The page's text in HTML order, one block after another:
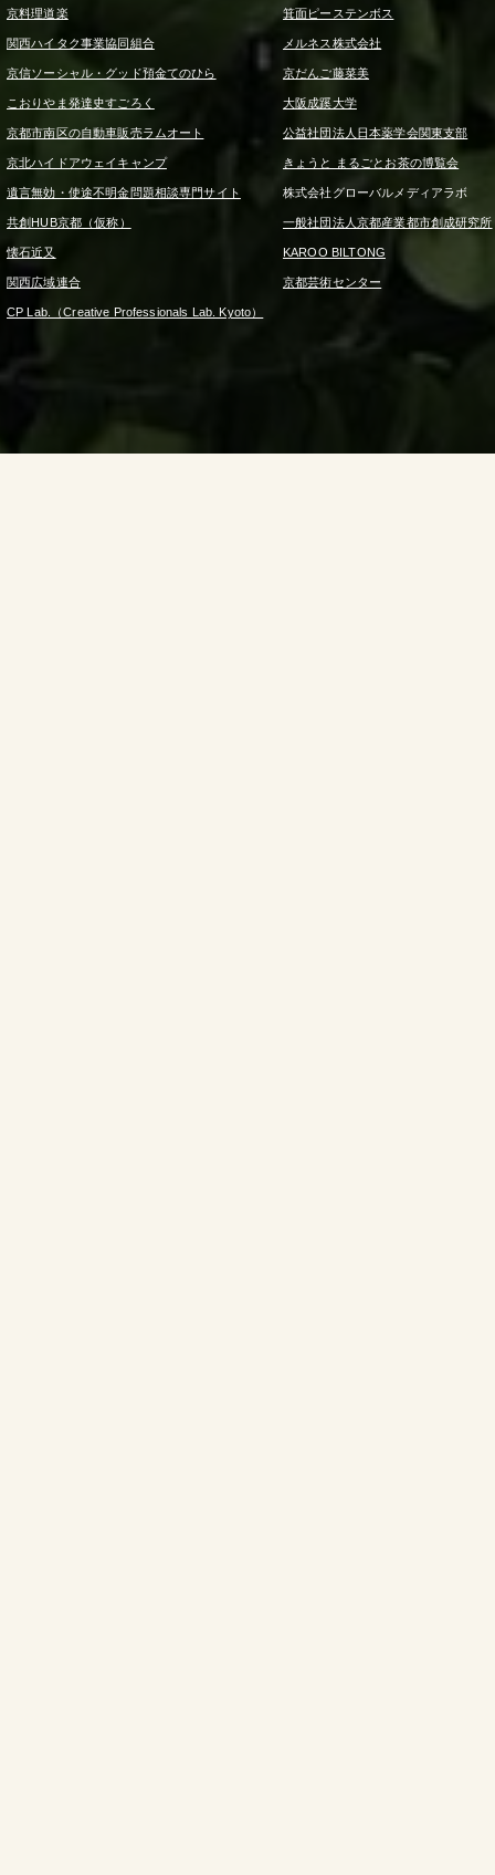
京料理道楽 箕面ピーステンボス
関西ハイタク事業協同組合 メルネス株式会社
京信ソーシャル・グッド預金てのひら 京だんご藤菜美
こおりやま発達史すごろく 大阪成蹊大学
京都市南区の自動車販売ラムオート 公益社団法人日本薬学会関東支部
京北ハイドアウェイキャンプ きょうと まるごとお茶の博覧会
遺言無効・使途不明金問題相談専門サイト 株式会社グローバルメディアラボ
共創HUB京都（仮称） 一般社団法人京都産業都市創成研究所
懐石近又 KAROO BILTONG
関西広域連合 京都芸術センター
CP Lab.（Creative Professionals Lab. Kyoto）